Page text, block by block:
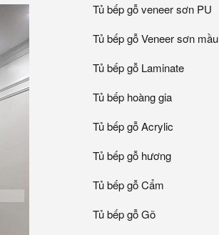
Tủ bếp gỗ veneer sơn PU
Tủ bếp gỗ Veneer sơn mầu
Tủ bếp gỗ Laminate
Tủ bếp hoàng gia
Tủ bếp gỗ Acrylic
Tủ bếp gỗ hương
Tủ bếp gỗ Cẩm
Tủ bếp gỗ Gõ